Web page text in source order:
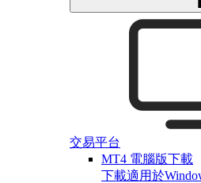
交易平台
MT4 電腦版下載
下載適用於